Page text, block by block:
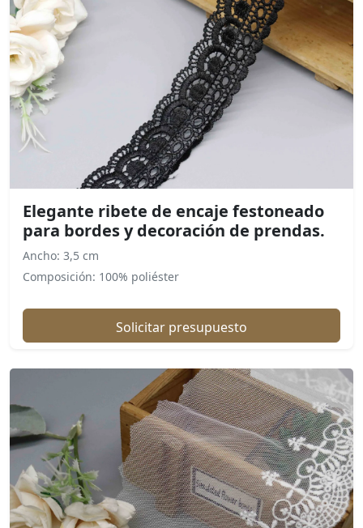
Elegante ribete de encaje festoneado
para bordes y decoración de prendas.
Ancho: 3,5 cm
Composición: 100% poliéster
Solicitar presupuesto